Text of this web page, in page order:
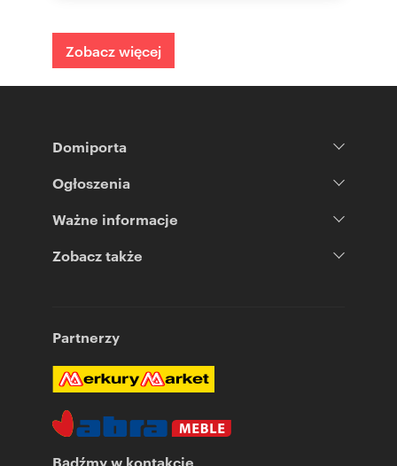
Zobacz więcej
Domiporta
Ogłoszenia
Ważne informacje
Zobacz także
Partnerzy
Bądźmy w kontakcie